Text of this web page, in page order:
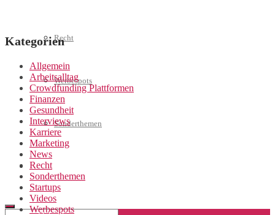
Recht
Werbespots
Sonderthemen
Geschäftskonto eröffnen
Kategorien
Allgemein
Arbeitsalltag
Crowdfunding Plattformen
Finanzen
Gesundheit
Interviews
Karriere
Marketing
News
Recht
Sonderthemen
Startups
Videos
Werbespots